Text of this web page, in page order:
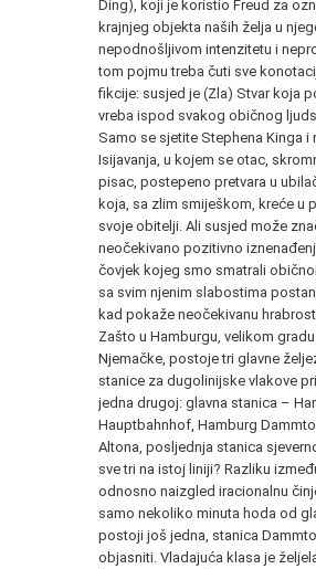
Ding), koji je koristio Freud za
krajnjeg objekta naših želja u
nepodnošljivom intenzitetu i
tom pojmu treba čuti sve
fikcije: susjed je (Zla) Stvar koja
vreba ispod svakog običnog
Samo se sjetite Stephena Kinga i
Isijavanja, u kojem se otac,
pisac, postepeno pretvara u
koja, sa zlim smiješkom, kreće u
svoje obitelji. Ali susjed može
neočekivano pozitivno
čovjek kojeg smo smatrali
sa svim njenim slabostima
kad pokaže neočekivanu
Zašto u Hamburgu, velikom
Njemačke, postoje tri glavne
stanice za dugolinijske vlakove
jedna drugoj: glavna stanica –
Hauptbahnhof, Hamburg
Altona, posljednja stanica
sve tri na istoj liniji? Razliku
odnosno naizgled iracionalnu
samo nekoliko minuta hoda od
postoji još jedna, stanica
objasniti. Vladajuća klasa je